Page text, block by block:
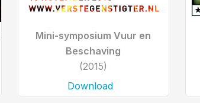
Mini-symposium Vuur en
Beschaving
(2015)
Download